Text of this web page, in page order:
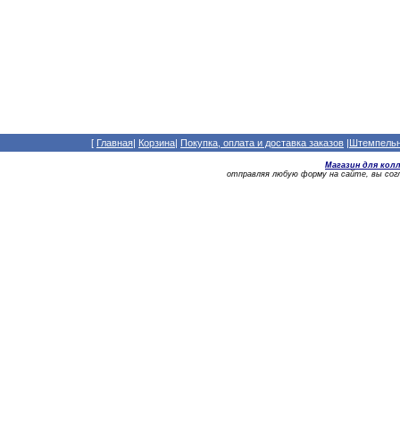
[ Главная| Корзина| Покупка, оплата и доставка заказов |
Магазин для
отправляя любую форму на сайте, вы